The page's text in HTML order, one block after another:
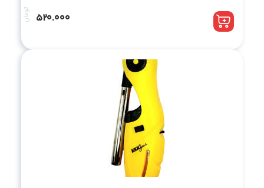
تومان 520.000